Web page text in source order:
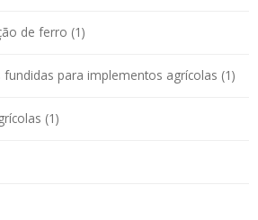
de ferro (1)
para implementos agrícolas (1)
(1)